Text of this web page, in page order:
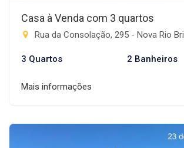
Casa à Venda com 3 quartos
Rua da Consolação, 295 - Nova Rio Brilhante,
3 Quartos 2 Banheiros
Mais informações